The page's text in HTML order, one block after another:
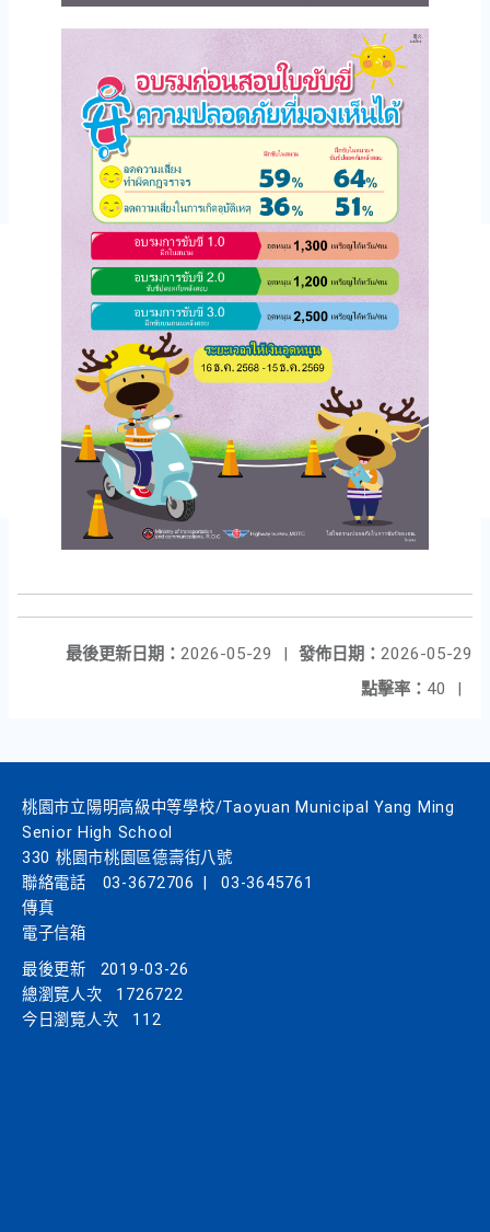
發佈日期： 2026-05-29
最後更新日期： 2026-05-29
點擊率： 40
桃園市立陽明高級中等學校/Taoyuan Municipal Yang Ming
Senior High School
330 桃園市桃園區德壽街八號
聯絡電話
03-3672706
03-3645761
傳真
電子信箱
最後更新
2019-03-26
總瀏覽人次
1726722
今日瀏覽人次
112